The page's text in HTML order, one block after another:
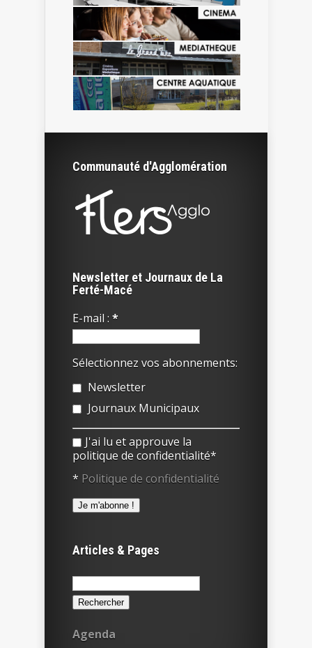
Communauté d'Agglomération
Newsletter et Journaux de La
Ferté-Macé
E-mail : *
Sélectionnez vos abonnements:
Newsletter
Journaux Municipaux
J'ai lu et approuve la
politique de confidentialité*
* Politique de confidentialité
Articles & Pages
Rechercher :
Agenda